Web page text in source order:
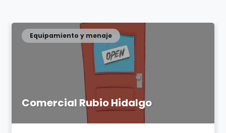
Comercial Rubio Hidalgo
Equipamiento y menaje